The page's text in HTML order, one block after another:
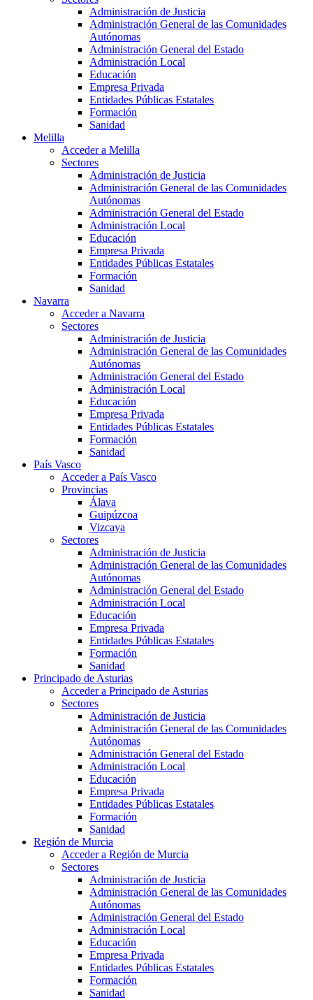
Administración de Justicia
Administración General de las Comunidades
Autónomas
Administración General del Estado
Administración Local
Educación
Empresa Privada
Entidades Públicas Estatales
Formación
Sanidad
Melilla
Acceder a Melilla
Sectores
Administración de Justicia
Administración General de las Comunidades
Autónomas
Administración General del Estado
Administración Local
Educación
Empresa Privada
Entidades Públicas Estatales
Formación
Sanidad
Navarra
Acceder a Navarra
Sectores
Administración de Justicia
Administración General de las Comunidades
Autónomas
Administración General del Estado
Administración Local
Educación
Empresa Privada
Entidades Públicas Estatales
Formación
Sanidad
País Vasco
Acceder a País Vasco
Provincias
Álava
Guipúzcoa
Vizcaya
Sectores
Administración de Justicia
Administración General de las Comunidades
Autónomas
Administración General del Estado
Administración Local
Educación
Empresa Privada
Entidades Públicas Estatales
Formación
Sanidad
Principado de Asturias
Acceder a Principado de Asturias
Sectores
Administración de Justicia
Administración General de las Comunidades
Autónomas
Administración General del Estado
Administración Local
Educación
Empresa Privada
Entidades Públicas Estatales
Formación
Sanidad
Región de Murcia
Acceder a Región de Murcia
Sectores
Administración de Justicia
Administración General de las Comunidades
Autónomas
Administración General del Estado
Administración Local
Educación
Empresa Privada
Entidades Públicas Estatales
Formación
Sanidad